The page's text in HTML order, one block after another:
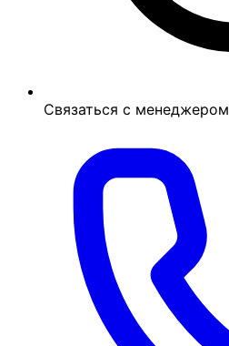
Связаться с менеджером